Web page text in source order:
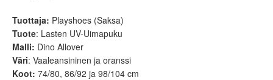
Tuottaja: Playshoes (Saksa)
Tuote: Lasten UV-Uimapuku
Malli: Dino Allover
Väri: Vaaleansininen ja oranssi
Koot: 74/80, 86/92 ja 98/104 cm